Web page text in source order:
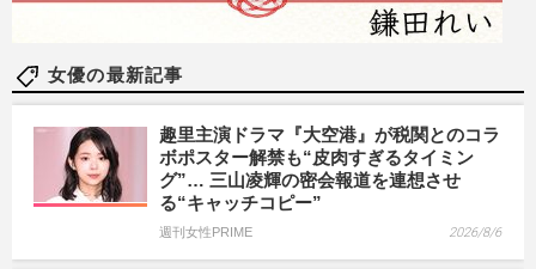
女優の最新記事
趣里主演ドラマ『大空港』が税関とのコラ
ボポスター解禁も“皮肉すぎるタイミン
グ”… 三山凌輝の密会報道を連想させ
る“キャッチコピー”
週刊女性PRIME 2026/8/6